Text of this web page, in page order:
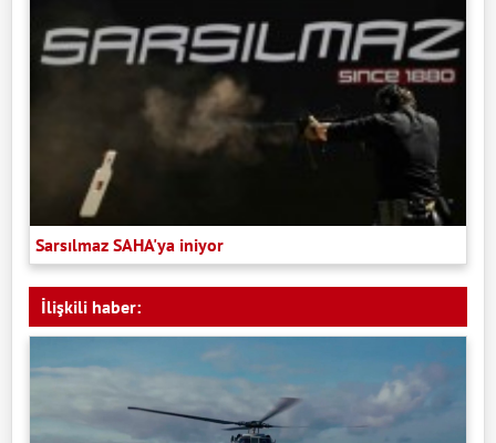
Sarsılmaz SAHA'ya iniyor
İlişkili haber: